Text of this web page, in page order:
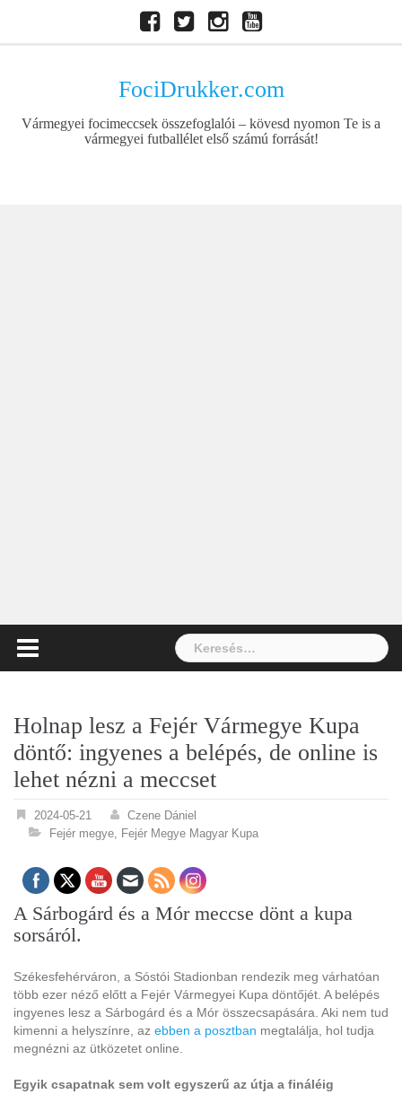
Facebook
TwitterInstagramYoutube
FociDrukker.com
Vármegyei focimeccsek összefoglalói – kövesd nyomon Te is a
vármegyei futballélet első számú forrását!
Keresés:
Holnap lesz a Fejér Vármegye Kupa
döntő: ingyenes a belépés, de online is
lehet nézni a meccset
2024-05-21
Czene Dániel
Fejér megye, Fejér Megye Magyar Kupa
A Sárbogárd és a Mór meccse dönt a kupa
sorsáról.
Székesfehérváron, a Sóstói Stadionban rendezik meg várhatóan
több ezer néző előtt a Fejér Vármegyei Kupa döntőjét. A belépés
ingyenes lesz a Sárbogárd és a Mór összecsapására. Aki nem tud
kimenni a helyszínre, az ebben a posztban megtalálja, hol tudja
megnézni az ütközetet online.
Egyik csapatnak sem volt egyszerű az útja a fináléig